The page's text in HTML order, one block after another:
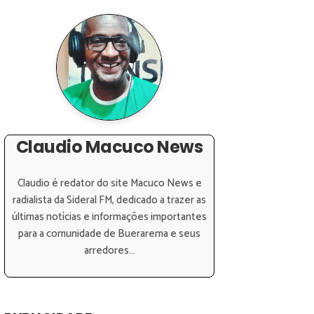
Claudio Macuco News
Claudio é redator do site Macuco News e
radialista da Sideral FM, dedicado a trazer as
últimas notícias e informações importantes
para a comunidade de Buerarema e seus
arredores...